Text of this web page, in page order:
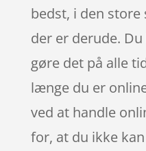
bedst, i den store
der er derude.
gøre det på alle
længe du er
ved at handle
for, at du ikke